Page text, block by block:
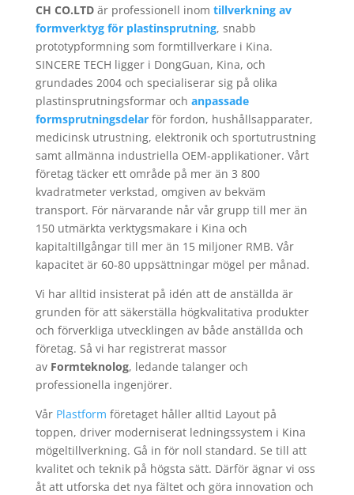
CH CO.LTDär professionell inom tillverkning av
formverktyg för plastinsprutning, snabb
prototypformning som formtillverkare i Kina.
SINCERE TECH ligger i DongGuan, Kina, och
grundades 2004 och specialiserar sig på olika
plastinsprutningsformar och anpassade
formsprutningsdelarför fordon, hushållsapparater,
medicinsk utrustning, elektronik och sportutrustning
samt allmänna industriella OEM-applikationer. Vårt
företag täcker ett område på mer än 3 800
kvadratmeter verkstad, omgiven av bekväm
transport. För närvarande når vår grupp till mer än
150 utmärkta verktygsmakare i Kina och
kapitaltillgångar till mer än 15 miljoner RMB. Vår
kapacitet är 60-80 uppsättningar mögel per månad.
Vi har alltid insisterat på idén att de anställda är
grunden för att säkerställa högkvalitativa produkter
och förverkliga utvecklingen av både anställda och
företag. Så vi har registrerat massor
av Formteknolog, ledande talanger och
professionella ingenjörer.
Vår Plastform företaget håller alltid Layout på
toppen, driver moderniserat ledningssystem i Kina
mögeltillverkning. Gå in för noll standard. Se till att
kvalitet och teknik på högsta sätt. Därför ägnar vi oss
åt att utforska det nya fältet och göra innovation och